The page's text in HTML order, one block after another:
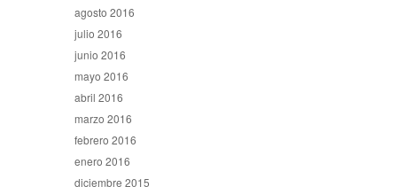
agosto 2016
julio 2016
junio 2016
mayo 2016
abril 2016
marzo 2016
febrero 2016
enero 2016
diciembre 2015